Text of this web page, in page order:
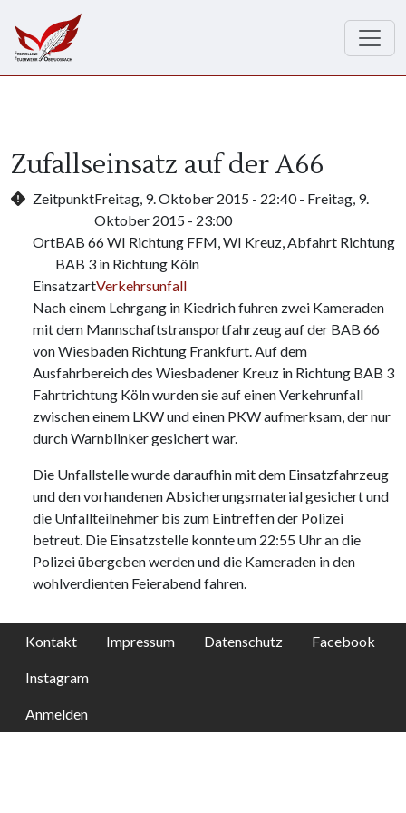
Zufallseinsatz auf der A66
ZeitpunktFreitag, 9. Oktober 2015 - 22:40- Freitag, 9.
Oktober 2015 - 23:00
OrtBAB 66 WI Richtung FFM, WI Kreuz, Abfahrt Richtung
BAB 3 in Richtung Köln
EinsatzartVerkehrsunfall
Nach einem Lehrgang in Kiedrich fuhren zwei Kameraden
mit dem Mannschaftstransportfahrzeug auf der BAB 66
von Wiesbaden Richtung Frankfurt. Auf dem
Ausfahrbereich des Wiesbadener Kreuz in Richtung BAB 3
Fahrtrichtung Köln wurden sie auf einen Verkehrunfall
zwischen einem LKW und einen PKW aufmerksam, der nur
durch Warnblinker gesichert war.
Die Unfallstelle wurde daraufhin mit dem Einsatzfahrzeug
und den vorhandenen Absicherungsmaterial gesichert und
die Unfallteilnehmer bis zum Eintreffen der Polizei
betreut. Die Einsatzstelle konnte um 22:55 Uhr an die
Polizei übergeben werden und die Kameraden in den
wohlverdienten Feierabend fahren.
Kontakt Impressum Datenschutz Facebook
Instagram
Anmelden